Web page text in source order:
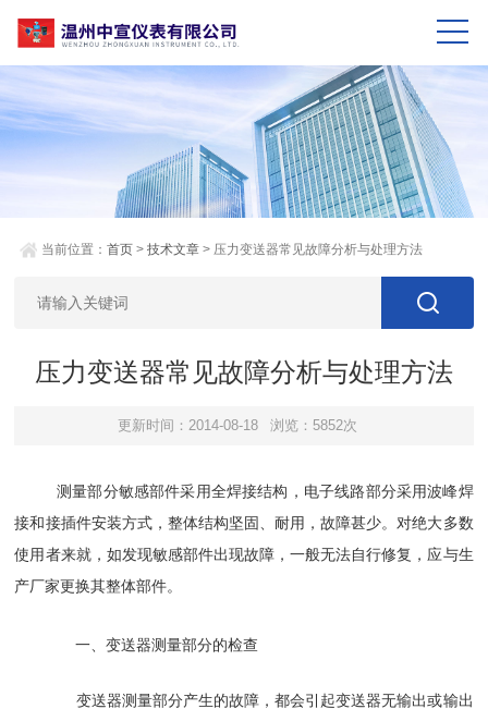
当前位置：首页 >技术文章 > 压力变送器常见故障分析与处理方法
压力变送器常见故障分析与处理方法
更新时间：2014-08-18 浏览：5852次
测量部分敏感部件采用全焊接结构，电子线路部分采用波峰焊
接和接插件安装方式，整体结构坚固、耐用，故障甚少。对绝大多数
使用者来就，如发现敏感部件出现故障，一般无法自行修复，应与生
产厂家更换其整体部件。
一、变送器测量部分的检查
变送器测量部分产生的故障，都会引起变送器无输出或输出